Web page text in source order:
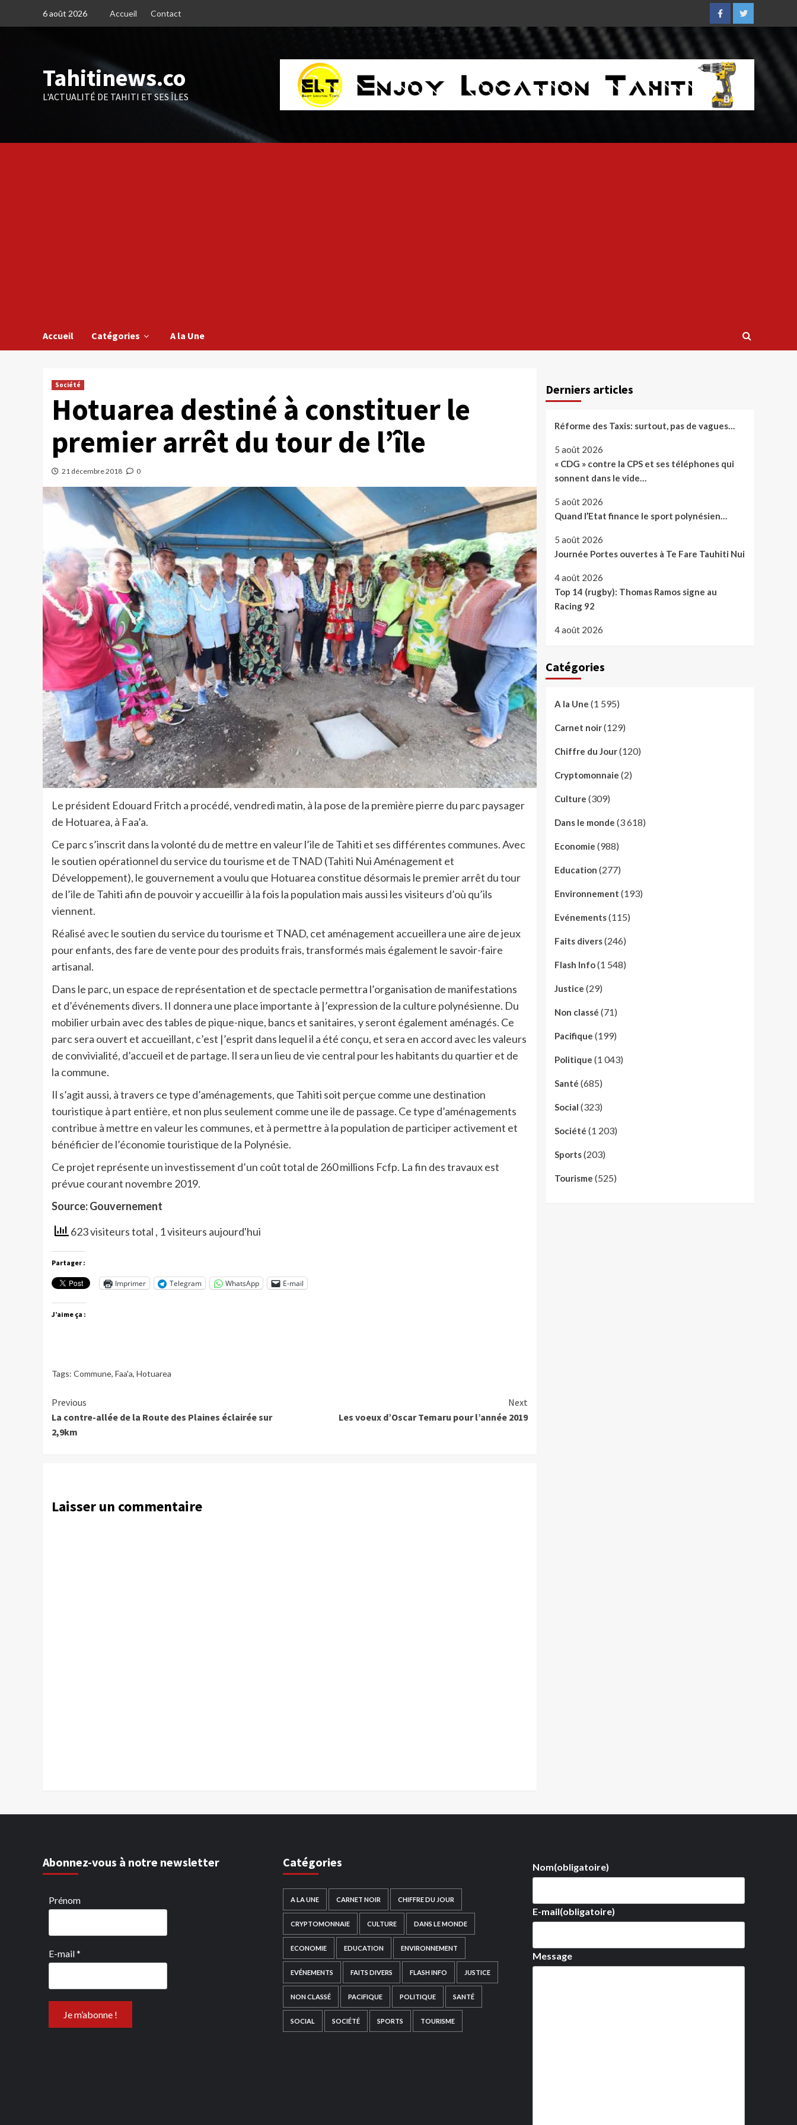
6 août 2026 Accueil Contact
FacebookTwitter
Tahitinews.co
L'ACTUALITÉ DE TAHITI ET SES ÎLES
Accueil Catégories A la Une
Société
Hotuarea destiné à constituer le
premier arrêt du tour de l’île
21 décembre 2018 0
Le président Edouard Fritch a procédé, vendredi matin, à la pose de la première pierre du parc paysager
de Hotuarea, à Faa’a.
Ce parc s’inscrit dans la volonté du de mettre en valeur l’ile de Tahiti et ses différentes communes. Avec
le soutien opérationnel du service du tourisme et de TNAD (Tahiti Nui Aménagement et
Développement), le gouvernement a voulu que Hotuarea constitue désormais le premier arrêt du tour
de l’ile de Tahiti afin de pouvoir y accueillir à la fois la population mais aussi les visiteurs d’où qu’ils
viennent.
Réalisé avec le soutien du service du tourisme et TNAD, cet aménagement accueillera une aire de jeux
pour enfants, des fare de vente pour des produits frais, transformés mais également le savoir-faire
artisanal.
Dans le parc, un espace de représentation et de spectacle permettra l’organisation de manifestations
et d’événements divers. II donnera une place importante à |’expression de la culture polynésienne. Du
mobilier urbain avec des tables de pique-nique, bancs et sanitaires, y seront également aménagés. Ce
parc sera ouvert et accueillant, c’est |’esprit dans lequel il a été conçu, et sera en accord avec les valeurs
de convivialité, d’accueil et de partage. Il sera un lieu de vie central pour les habitants du quartier et de
la commune.
Il s’agit aussi, à travers ce type d’aménagements, que Tahiti soit perçue comme une destination
touristique à part entière, et non plus seulement comme une ile de passage. Ce type d’aménagements
contribue à mettre en valeur les communes, et à permettre à la population de participer activement et
bénéficier de l’économie touristique de la Polynésie.
Ce projet représente un investissement d’un coût total de 260 millions Fcfp. La fin des travaux est
prévue courant novembre 2019.
Source: Gouvernement
623 visiteurs total , 1 visiteurs aujourd'hui
Partager :
Imprimer Telegram WhatsApp E-mail
J’aime ça :
Tags: Commune, Faa'a, Hotuarea
Continue
Reading
Previous
La contre-allée de la Route des Plaines éclairée sur
2,9km
Next
Les voeux d’Oscar Temaru pour l’année 2019
Laisser un commentaire
Derniers articles
Réforme des Taxis: surtout, pas de vagues…
5 août 2026
« CDG » contre la CPS et ses téléphones qui
sonnent dans le vide…
5 août 2026
Quand l’Etat finance le sport polynésien…
5 août 2026
Journée Portes ouvertes à Te Fare Tauhiti Nui
4 août 2026
Top 14 (rugby): Thomas Ramos signe au
Racing 92
4 août 2026
Catégories
A la Une (1 595)
Carnet noir(129)
Chiffre du Jour(120)
Cryptomonnaie (2)
Culture (309)
Dans le monde (3 618)
Economie (988)
Education (277)
Environnement (193)
Evénements(115)
Faits divers(246)
Flash Info(1 548)
Justice (29)
Non classé (71)
Pacifique (199)
Politique (1 043)
Santé (685)
Social (323)
Société (1 203)
Sports(203)
Tourisme (525)
Abonnez-vous à notre newsletter
Prénom
E-mail*
Catégories
A LA UNE CARNET NOIR CHIFFRE DU JOUR
CRYPTOMONNAIE CULTURE DANS LE MONDE
ECONOMIE EDUCATION ENVIRONNEMENT
EVÉNEMENTS FAITS DIVERS FLASH INFO JUSTICE
NON CLASSÉ PACIFIQUE POLITIQUE SANTÉ
SOCIAL SOCIÉTÉ SPORTS TOURISME
Nom(obligatoire)
E-mail(obligatoire)
Message